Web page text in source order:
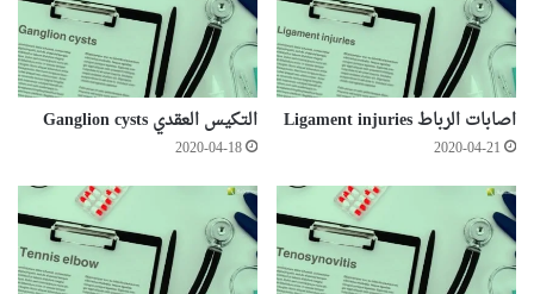
اصابات الرباط Ligament injuries
2020-04-21
التكيس العقدي Ganglion cysts
2020-04-18